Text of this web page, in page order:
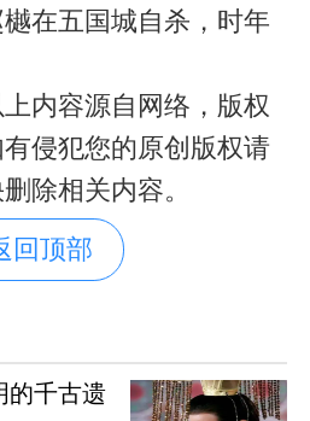
在五国城自杀，时年
容源自网络，版权
侵犯您的原创版权请
除相关内容。
回顶部
的千古遗